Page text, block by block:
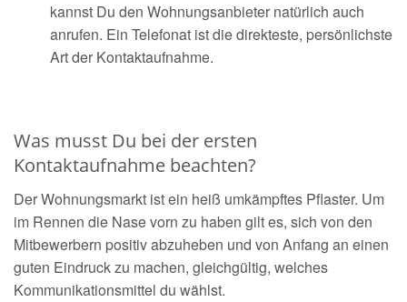
kannst Du den Wohnungsanbieter natürlich auch
anrufen. Ein Telefonat ist die direkteste, persönlichste
Art der Kontaktaufnahme.
Was musst Du bei der ersten
Kontaktaufnahme beachten?
Der Wohnungsmarkt ist ein heiß umkämpftes Pflaster. Um
im Rennen die Nase vorn zu haben gilt es, sich von den
Mitbewerbern positiv abzuheben und von Anfang an einen
guten Eindruck zu machen, gleichgültig, welches
Kommunikationsmittel du wählst.